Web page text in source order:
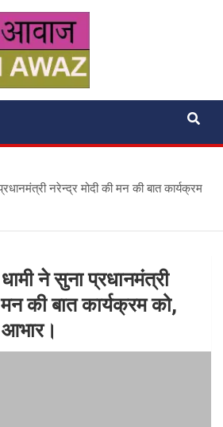
नरेन्द्र मोदी की मन की बात कार्यक्रम
ने सुना प्रधानमंत्री
की बात कार्यक्रम को,